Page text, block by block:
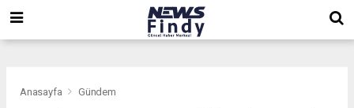
Anasayfa Gündem